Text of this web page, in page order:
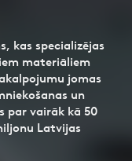
kas specializējas
materiāliem
jomas
un
par vairāk kā 50
Latvijas